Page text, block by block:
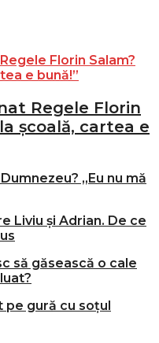
Regele Florin
școală, cartea e
„Eu nu mă
Liviu și Adrian. De ce
să găsească o cale
pe gură cu soțul